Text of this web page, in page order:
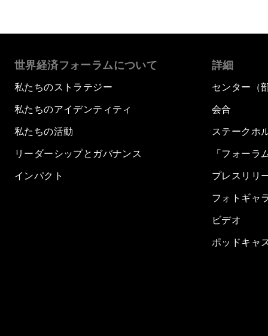
世界経済フォーラムについて
私たちのストラテジー
私たちのアイデンティティ
私たちの活動
リーダーシップとガバナンス
インパクト
詳細
センター（
会合
ステークホ
「フォーラ
プレスリリ
フォトギャ
ビデオ
ポッドキャ